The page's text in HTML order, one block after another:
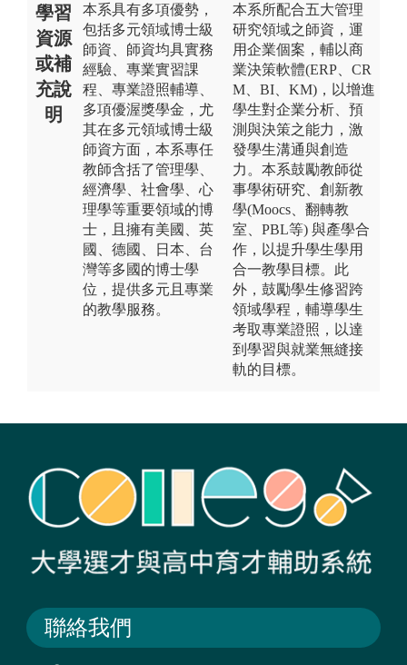
學習
資源
或補
充說
明
本系具有多項優勢，
包括多元領域博士級
師資、師資均具實務
經驗、專業實習課
程、專業證照輔導、
多項優渥獎學金，尤
其在多元領域博士級
師資方面，本系專任
教師含括了管理學、
經濟學、社會學、心
理學等重要領域的博
士，且擁有美國、英
國、德國、日本、台
灣等多國的博士學
位，提供多元且專業
的教學服務。
本系所配合五大管理
研究領域之師資，運
用企業個案，輔以商
業決策軟體(ERP、CR
M、BI、KM)，以增進
學生對企業分析、預
測與決策之能力，激
發學生溝通與創造
力。本系鼓勵教師從
事學術研究、創新教
學(Moocs、翻轉教
室、PBL等) 與產學合
作，以提升學生學用
合一教學目標。此
外，鼓勵學生修習跨
領域學程，輔導學生
考取專業證照，以達
到學習與就業無縫接
軌的目標。
聯絡我們